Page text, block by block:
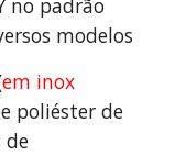
no padrão
modelos
em inox
poliéster de
de